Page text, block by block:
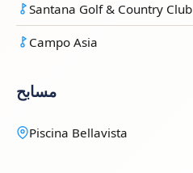
Santana Golf & Country Club
Campo Asia
مسابح
Piscina Bellavista